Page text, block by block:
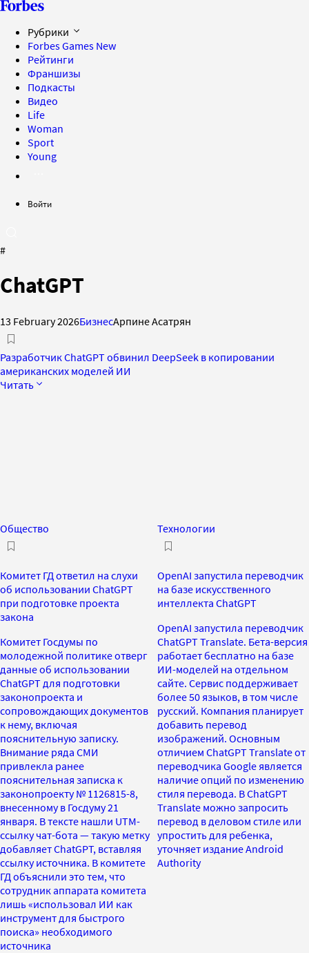
Рубрики
Forbes Games New
Рейтинги
Франшизы
Подкасты
Видео
Life
Woman
Sport
Young
Войти
#
ChatGPT
13 February 2026БизнесАрпине Асатрян
Разработчик ChatGPT обвинил DeepSeek в копировании
американских моделей ИИ
Читать
Общество
Комитет ГД ответил на слухи
об использовании ChatGPT
при подготовке проекта
закона
Комитет Госдумы по
молодежной политике отверг
данные об использовании
ChatGPT для подготовки
законопроекта и
сопровождающих документов
к нему, включая
пояснительную записку.
Внимание ряда СМИ
привлекла ранее
пояснительная записка к
законопроекту № 1126815-8,
внесенному в Госдуму 21
января. В тексте нашли UTM-
ссылку чат-бота — такую метку
добавляет ChatGPT, вставляя
ссылку источника. В комитете
ГД объяснили это тем, что
сотрудник аппарата комитета
лишь «использовал ИИ как
инструмент для быстрого
поиска» необходимого
источника
Технологии
OpenAI запустила переводчик
на базе искусственного
интеллекта ChatGPT
OpenAI запустила переводчик
ChatGPT Translate. Бета-версия
работает бесплатно на базе
ИИ-моделей на отдельном
сайте. Сервис поддерживает
более 50 языков, в том числе
русский. Компания планирует
добавить перевод
изображений. Основным
отличием ChatGPT Translate от
переводчика Google является
наличие опций по изменению
стиля перевода. В ChatGPT
Translate можно запросить
перевод в деловом стиле или
упростить для ребенка,
уточняет издание Android
Authority